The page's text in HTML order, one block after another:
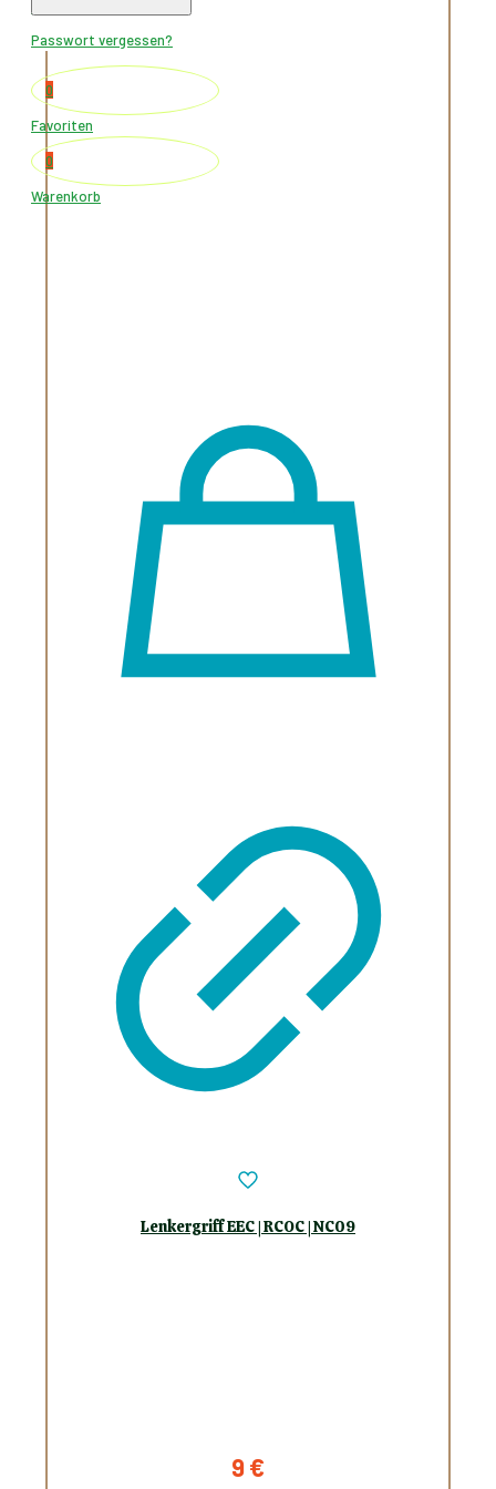
Passwort vergessen?
0
Favoriten
0
Warenkorb
Lenkergriff EEC | RCOC | NC09
9€